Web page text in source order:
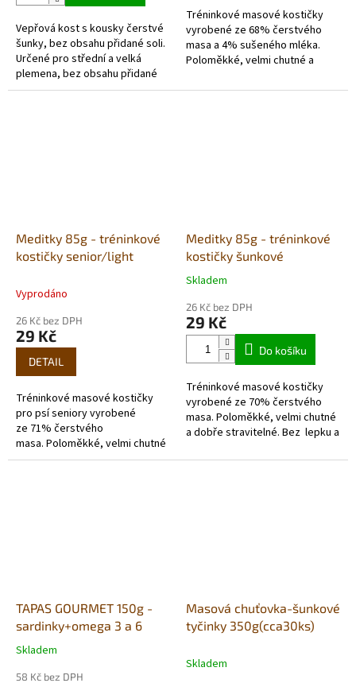
Vepřová kost s kousky čerstvé
šunky, bez obsahu přidané soli.
Určené pro střední a velká
plemena, bez obsahu přidané
soli, hypoalergenní a vakuově
hvězdiček.
Tréninkové masové kostičky
vyrobené ze 68% čerstvého
masa a 4% sušeného mléka.
Poloměkké, velmi chutné a
lepku.
Meditky 85g - tréninkové
kostičky senior/light
Vyprodáno
26 Kč bez DPH
29 Kč
DETAIL
Tréninkové masové kostičky
pro psí seniory vyrobené
ze 71% čerstvého
masa. Poloměkké, velmi chutné
a dobře stravitelné. Bez lepku
Meditky 85g - tréninkové
kostičky šunkové
Průměrné
produktu
je
hvězdiček.
Skladem
26 Kč bez DPH
29 Kč
Do košíku
Tréninkové masové kostičky
vyrobené ze 70% čerstvého
masa. Poloměkké, velmi chutné
a dobře stravitelné. Bez lepku a
TAPAS GOURMET 150g -
sardinky+omega 3 a 6
Průměrné
Skladem
58 Kč bez DPH
Masová chuťovka-šunkové
tyčinky 350g(cca30ks)
Skladem